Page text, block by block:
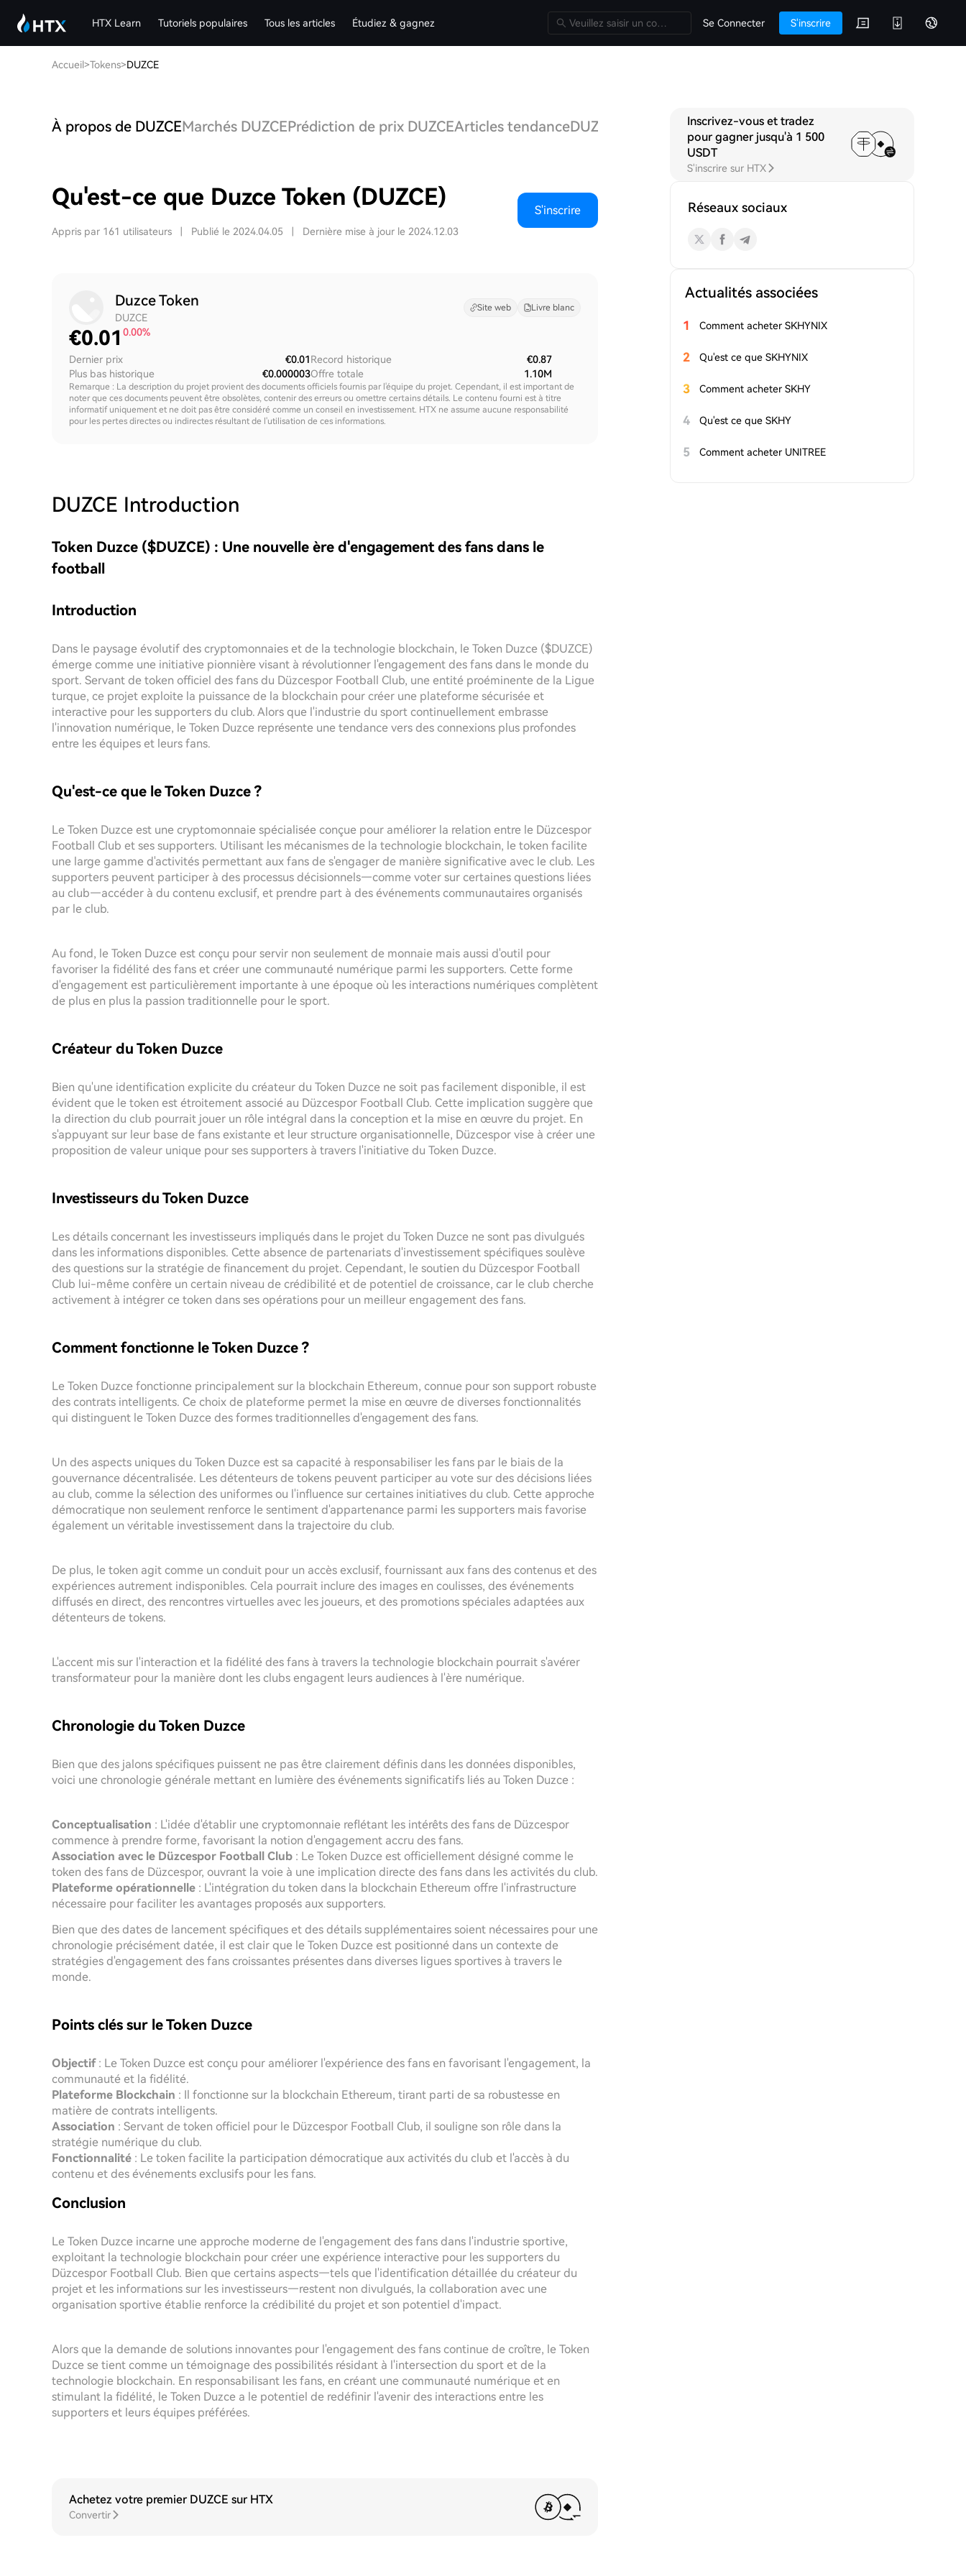
HTX Learn Tutoriels populaires Tous les articles Étudiez & gagnez Se Connecter S'inscrire
Accueil>Tokens>DUZCE
À propos de DUZCEMarchés DUZCEPrédiction de prix DUZCEArticles tendanceDUZCE Q&A Discussions
Qu'est-ce que Duzce Token (DUZCE)
Appris par 161 utilisateurs Publié le 2024.04.05 Dernière mise à jour le 2024.12.03
S'inscrire
Duzce Token
DUZCE
Site web Livre blanc
€0.01 0.00%
Dernier prix
€0.01
Plus bas historique
€0.000003
Record historique
€0.87
Offre totale
1.10M
Remarque : La description du projet provient des documents officiels fournis par l'équipe du projet. Cependant, il est important de
noter que ces documents peuvent être obsolètes, contenir des erreurs ou omettre certains détails. Le contenu fourni est à titre
informatif uniquement et ne doit pas être considéré comme un conseil en investissement. HTX ne assume aucune responsabilité
pour les pertes directes ou indirectes résultant de l'utilisation de ces informations.
DUZCE Introduction
Token Duzce ($DUZCE) : Une nouvelle ère d'engagement des fans dans le
football
Introduction
Dans le paysage évolutif des cryptomonnaies et de la technologie blockchain, le Token Duzce ($DUZCE)
émerge comme une initiative pionnière visant à révolutionner l'engagement des fans dans le monde du
sport. Servant de token officiel des fans du Düzcespor Football Club, une entité proéminente de la Ligue
turque, ce projet exploite la puissance de la blockchain pour créer une plateforme sécurisée et
interactive pour les supporters du club. Alors que l'industrie du sport continuellement embrasse
l'innovation numérique, le Token Duzce représente une tendance vers des connexions plus profondes
entre les équipes et leurs fans.
Qu'est-ce que le Token Duzce ?
Le Token Duzce est une cryptomonnaie spécialisée conçue pour améliorer la relation entre le Düzcespor
Football Club et ses supporters. Utilisant les mécanismes de la technologie blockchain, le token facilite
une large gamme d'activités permettant aux fans de s'engager de manière significative avec le club. Les
supporters peuvent participer à des processus décisionnels—comme voter sur certaines questions liées
au club—accéder à du contenu exclusif, et prendre part à des événements communautaires organisés
par le club.
Au fond, le Token Duzce est conçu pour servir non seulement de monnaie mais aussi d'outil pour
favoriser la fidélité des fans et créer une communauté numérique parmi les supporters. Cette forme
d'engagement est particulièrement importante à une époque où les interactions numériques complètent
de plus en plus la passion traditionnelle pour le sport.
Créateur du Token Duzce
Bien qu'une identification explicite du créateur du Token Duzce ne soit pas facilement disponible, il est
évident que le token est étroitement associé au Düzcespor Football Club. Cette implication suggère que
la direction du club pourrait jouer un rôle intégral dans la conception et la mise en œuvre du projet. En
s'appuyant sur leur base de fans existante et leur structure organisationnelle, Düzcespor vise à créer une
proposition de valeur unique pour ses supporters à travers l'initiative du Token Duzce.
Investisseurs du Token Duzce
Les détails concernant les investisseurs impliqués dans le projet du Token Duzce ne sont pas divulgués
dans les informations disponibles. Cette absence de partenariats d'investissement spécifiques soulève
des questions sur la stratégie de financement du projet. Cependant, le soutien du Düzcespor Football
Club lui-même confère un certain niveau de crédibilité et de potentiel de croissance, car le club cherche
activement à intégrer ce token dans ses opérations pour un meilleur engagement des fans.
Comment fonctionne le Token Duzce ?
Le Token Duzce fonctionne principalement sur la blockchain Ethereum, connue pour son support robuste
des contrats intelligents. Ce choix de plateforme permet la mise en œuvre de diverses fonctionnalités
qui distinguent le Token Duzce des formes traditionnelles d'engagement des fans.
Un des aspects uniques du Token Duzce est sa capacité à responsabiliser les fans par le biais de la
gouvernance décentralisée. Les détenteurs de tokens peuvent participer au vote sur des décisions liées
au club, comme la sélection des uniformes ou l'influence sur certaines initiatives du club. Cette approche
démocratique non seulement renforce le sentiment d'appartenance parmi les supporters mais favorise
également un véritable investissement dans la trajectoire du club.
De plus, le token agit comme un conduit pour un accès exclusif, fournissant aux fans des contenus et des
expériences autrement indisponibles. Cela pourrait inclure des images en coulisses, des événements
diffusés en direct, des rencontres virtuelles avec les joueurs, et des promotions spéciales adaptées aux
détenteurs de tokens.
L'accent mis sur l'interaction et la fidélité des fans à travers la technologie blockchain pourrait s'avérer
transformateur pour la manière dont les clubs engagent leurs audiences à l'ère numérique.
Chronologie du Token Duzce
Bien que des jalons spécifiques puissent ne pas être clairement définis dans les données disponibles,
voici une chronologie générale mettant en lumière des événements significatifs liés au Token Duzce :
Conceptualisation : L'idée d'établir une cryptomonnaie reflétant les intérêts des fans de Düzcespor
commence à prendre forme, favorisant la notion d'engagement accru des fans.
Association avec le Düzcespor Football Club : Le Token Duzce est officiellement désigné comme le
token des fans de Düzcespor, ouvrant la voie à une implication directe des fans dans les activités du club.
Plateforme opérationnelle : L'intégration du token dans la blockchain Ethereum offre l'infrastructure
nécessaire pour faciliter les avantages proposés aux supporters.
Bien que des dates de lancement spécifiques et des détails supplémentaires soient nécessaires pour une
chronologie précisément datée, il est clair que le Token Duzce est positionné dans un contexte de
stratégies d'engagement des fans croissantes présentes dans diverses ligues sportives à travers le
monde.
Points clés sur le Token Duzce
Objectif: Le Token Duzce est conçu pour améliorer l'expérience des fans en favorisant l'engagement, la
communauté et la fidélité.
Plateforme Blockchain : Il fonctionne sur la blockchain Ethereum, tirant parti de sa robustesse en
matière de contrats intelligents.
Association : Servant de token officiel pour le Düzcespor Football Club, il souligne son rôle dans la
stratégie numérique du club.
Fonctionnalité : Le token facilite la participation démocratique aux activités du club et l'accès à du
contenu et des événements exclusifs pour les fans.
Conclusion
Le Token Duzce incarne une approche moderne de l'engagement des fans dans l'industrie sportive,
exploitant la technologie blockchain pour créer une expérience interactive pour les supporters du
Düzcespor Football Club. Bien que certains aspects—tels que l'identification détaillée du créateur du
projet et les informations sur les investisseurs—restent non divulgués, la collaboration avec une
organisation sportive établie renforce la crédibilité du projet et son potentiel d'impact.
Alors que la demande de solutions innovantes pour l'engagement des fans continue de croître, le Token
Duzce se tient comme un témoignage des possibilités résidant à l'intersection du sport et de la
technologie blockchain. En responsabilisant les fans, en créant une communauté numérique et en
stimulant la fidélité, le Token Duzce a le potentiel de redéfinir l'avenir des interactions entre les
supporters et leurs équipes préférées.
Achetez votre premier DUZCE sur HTX
Convertir
Inscrivez-vous et tradez
pour gagner jusqu'à 1 500
USDT
S'inscrire sur HTX
Réseaux sociaux
Actualités associées
1 Comment acheter SKHYNIX
2 Qu'est ce que SKHYNIX
3 Comment acheter SKHY
4 Qu'est ce que SKHY
5 Comment acheter UNITREE